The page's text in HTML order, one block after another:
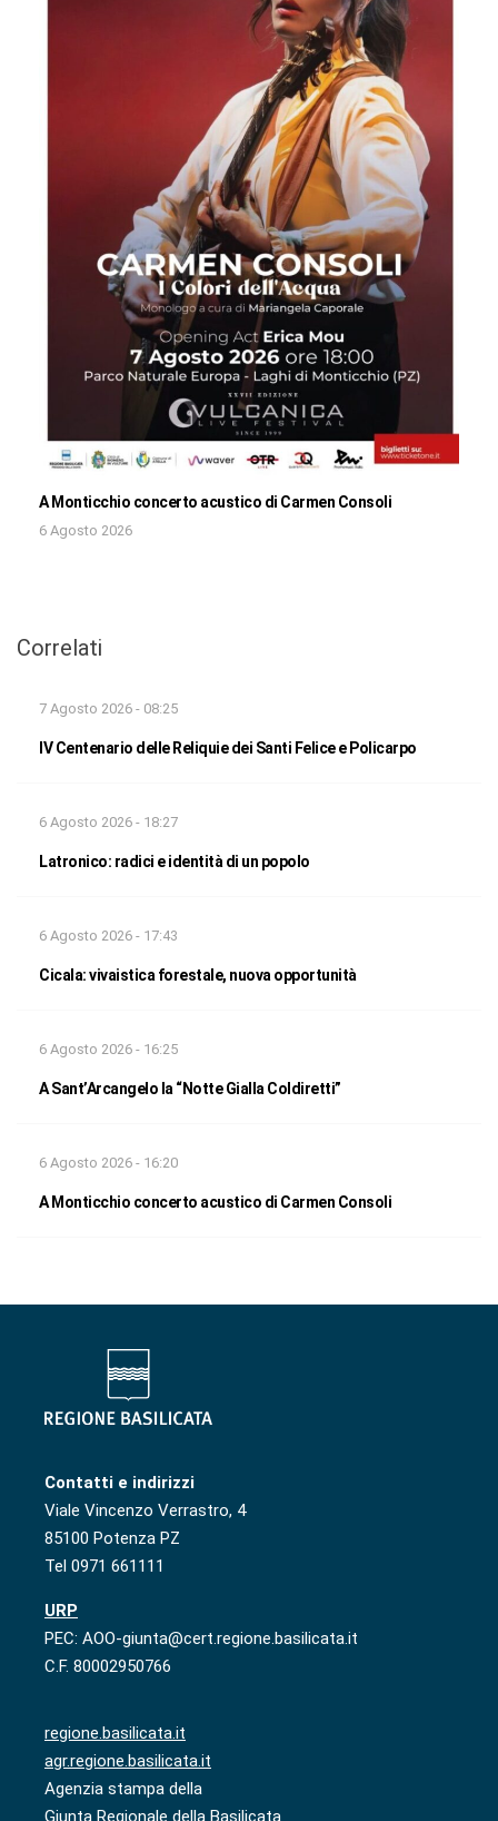
A Monticchio concerto acustico di Carmen Consoli
6 Agosto 2026
Correlati
7 Agosto 2026 - 08:25
IV Centenario delle Reliquie dei Santi Felice e Policarpo
6 Agosto 2026 - 18:27
Latronico: radici e identità di un popolo
6 Agosto 2026 - 17:43
Cicala: vivaistica forestale, nuova opportunità
6 Agosto 2026 - 16:25
A Sant’Arcangelo la “Notte Gialla Coldiretti”
6 Agosto 2026 - 16:20
A Monticchio concerto acustico di Carmen Consoli
Contatti e indirizzi
Viale Vincenzo Verrastro, 4
85100 Potenza PZ
Tel 0971 661111
URP
PEC: AOO-giunta@cert.regione.basilicata.it
C.F. 80002950766
regione.basilicata.it
agr.regione.basilicata.it
Agenzia stampa della
Giunta Regionale della Basilicata